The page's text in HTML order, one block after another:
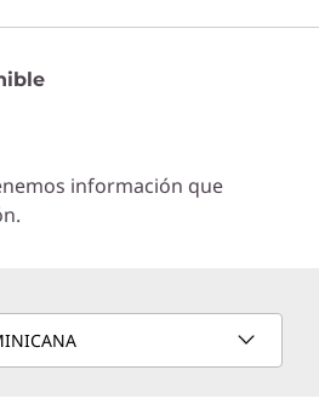
para su empresa.
necesidades
información que